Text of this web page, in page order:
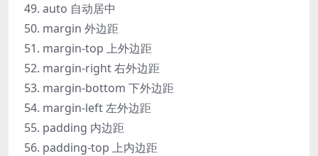
auto 自动居中
margin 外边距
margin-top 上外边距
margin-right 右外边距
margin-bottom 下外边距
margin-left 左外边距
padding 内边距
padding-top 上内边距